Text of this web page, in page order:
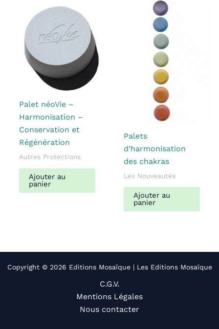
Palet néoVie –
Harmonisation –
Conservation et
Régénération
Autres Protections
Ajouter au
panier
Palets
d’harmonisation
des chakras
Les Nouveautés
Ajouter au
panier
Copyright © 2026 Editions Mosaïque | Les Editions Mosaïque
C.G.V.
Mentions Légales
Nous contacter